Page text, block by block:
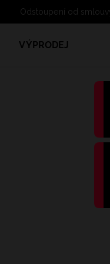
Odstoupení od
VÝPRODEJ